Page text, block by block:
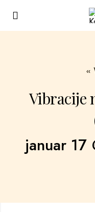
«
Vibracije
januar 17